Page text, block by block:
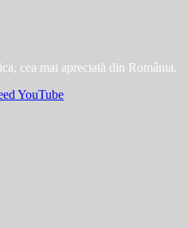
cea mai apreciată din România.
YouTube